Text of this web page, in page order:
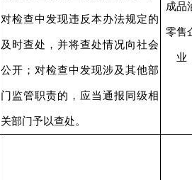
对检查中发现违反本办法规定的
及时查处，并将查处情况向社会
公开；对检查中发现涉及其他部
门监管职责的，应当通报同级相
关部门予以查处。
成品
零售
业